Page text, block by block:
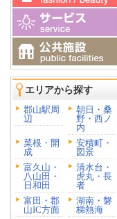
エリアから探す
郡山駅周
辺
朝日・桑
野・西ノ
内
菜根・開
成
安積町・
図景
富久山・
八山田・
日和田
清水台・
虎丸・長
者
富田・郡
山IC方面
湖南・磐
梯熱海